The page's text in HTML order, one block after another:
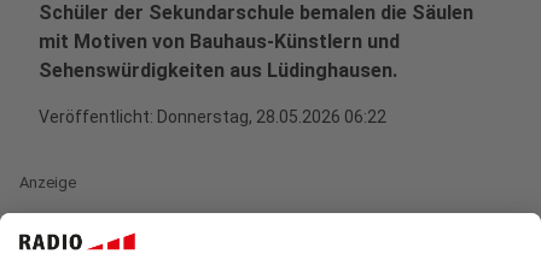
Schüler der Sekundarschule bemalen die Säulen
mit Motiven von Bauhaus-Künstlern und
Sehenswürdigkeiten aus Lüdinghausen.
Veröffentlicht: Donnerstag, 28.05.2026 06:22
Anzeige